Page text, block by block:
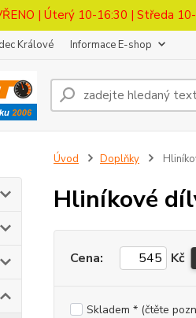
| Úterý 10-16:30 | Středa
Králové Informace E-shop
Úvod Doplňky
Hliníkové
Cena: Kč
Skladem * (čtěte